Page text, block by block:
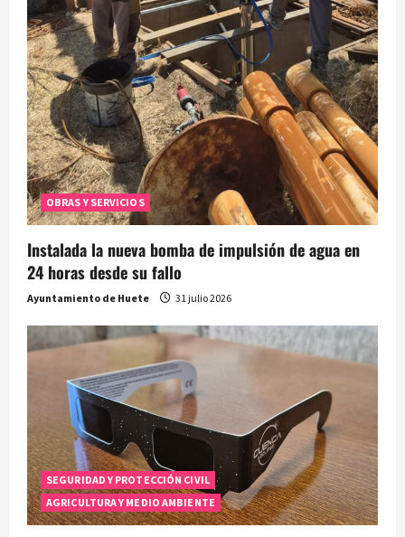
OBRAS Y SERVICIOS
Instalada la nueva bomba de impulsión de agua en
24 horas desde su fallo
Ayuntamiento de Huete 31 julio 2026
SEGURIDAD Y PROTECCIÓN CIVIL
AGRICULTURA Y MEDIO AMBIENTE